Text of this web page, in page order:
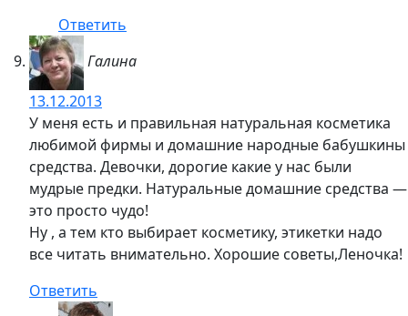
Ответить
Галина
13.12.2013
У меня есть и правильная натуральная косметика
любимой фирмы и домашние народные бабушкины
средства. Девочки, дорогие какие у нас были
мудрые предки. Натуральные домашние средства —
это просто чудо!
Ну , а тем кто выбирает косметику, этикетки надо
все читать внимательно. Хорошие советы,Леночка!
Ответить